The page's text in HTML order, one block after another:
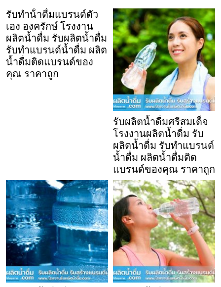
รับทําน้ําดื่มแบรนด์ตัว
เอง องครักษ์ โรงงาน
ผลิตน้ำดื่ม รับผลิตน้ำดื่ม
รับทำแบรนด์น้ำดื่ม ผลิต
น้ำดื่มติดแบรนด์ของ
คุณ ราคาถูก
รับผลิตน้ำดื่มศรีสมเด็จ
โรงงานผลิตน้ำดื่ม รับ
ผลิตน้ำดื่ม รับทำแบรนด์
น้ำดื่ม ผลิตน้ำดื่มติด
แบรนด์ของคุณ ราคาถูก